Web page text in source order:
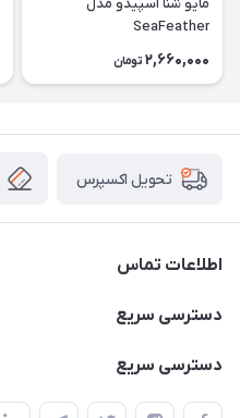
مایو شنا اسپیدو مدل
SeaFeather
2,660,000 تومان
تحویل اکسپرس
اطلاعات تماس
02166456492 - 09121933405
حتما با هماهنگی قبلی
دسترسی سریع
خرید کیسه خواب
دسترسی سریع
چادر سرخپوستی